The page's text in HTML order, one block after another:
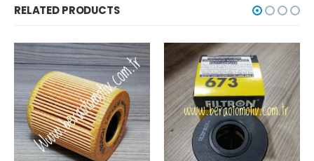
RELATED PRODUCTS